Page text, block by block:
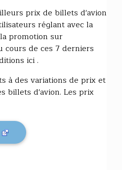
prix de billets d'avion
réglant avec la
promotion sur
cours de ces 7 derniers
ici .
à des variations de prix et
billets d'avion. Les prix